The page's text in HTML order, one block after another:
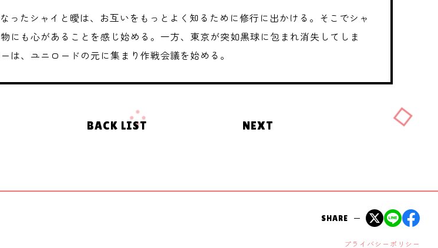
ったシャイと曖は、お互いをもっとよく知るために修行に出かける。そこでシャ
にも心があることを感じ始める。一方、東京が突如黒球に包まれ消失してしま
は、ユニロードの元に集まり作戦会議を始める。
BACK LIST NEXT
SHARE
プライバシーポリシー